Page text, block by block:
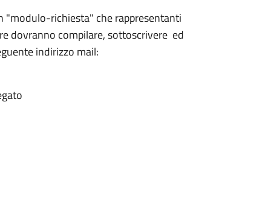
"modulo-richiesta" che rappresentanti
dovranno compilare, sottoscrivere ed
indirizzo mail: